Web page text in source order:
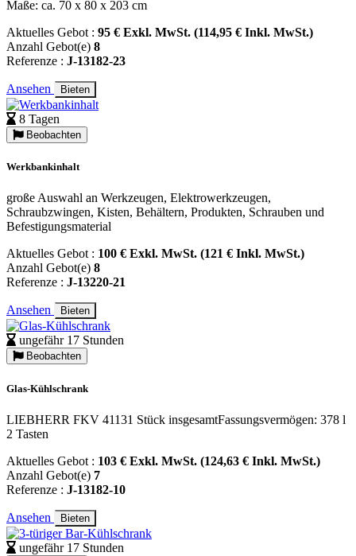
Maße: ca. 70 x 80 x 203 cm
Aktuelles Gebot : 95 € Exkl. MwSt. (114,95 € Inkl. MwSt.)
Anzahl Gebot(e) 8
Referenze : J-13182-23
Ansehen Bieten
8 Tagen
Beobachten
Werkbankinhalt
große Auswahl an Werkzeugen, Elektrowerkzeugen,
Schraubzwingen, Kisten, Behältern, Produkten, Schrauben und
Befestigungsmaterial
Aktuelles Gebot : 100 € Exkl. MwSt. (121 € Inkl. MwSt.)
Anzahl Gebot(e) 8
Referenze : J-13220-21
Ansehen Bieten
ungefähr 17 Stunden
Beobachten
Glas-Kühlschrank
LIEBHERR FKV 41131 Stück insgesamtFassungsvermögen: 378 l
2 Tasten
Aktuelles Gebot : 103 € Exkl. MwSt. (124,63 € Inkl. MwSt.)
Anzahl Gebot(e) 7
Referenze : J-13182-10
Ansehen Bieten
ungefähr 17 Stunden